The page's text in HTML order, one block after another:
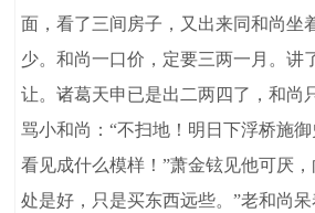
面，看了三间房子，又出来同和尚坐
少。和尚一口价，定要三两一月。讲
让。诸葛天申已是出二两四了，和尚
骂小和尚：“不扫地！明日下浮桥施御
看见成什么模样！”萧金铉见他可厌
处是好，只是买东西远些。”老和尚